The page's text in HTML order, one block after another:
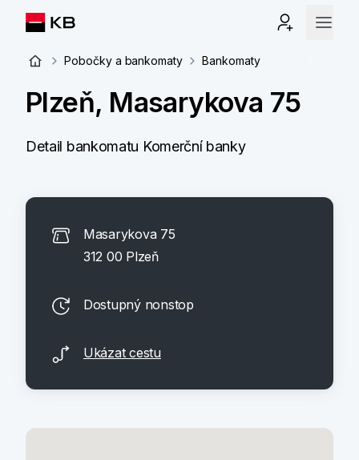
Pobočky a bankomaty Bankomaty
Plzeň, Masarykova 75
Detail bankomatu Komerční banky
Masarykova 75
312 00 Plzeň
Dostupný nonstop
Ukázat cestu